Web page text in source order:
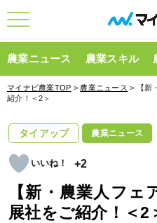
農業ニュース 農業スキル
マイナビ農業TOP > 農業ニュース > 【新
紹介！＜2＞
タイアップ 農業ニュース
+2
【新・農業人フェ
展社をご紹介！＜2